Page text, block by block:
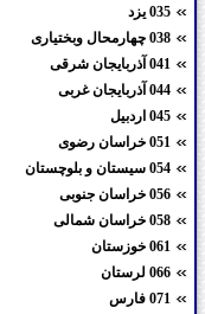
035 یزد
038 چهارمحال وبختیاری
041 آذربایجان شرقی
044 آذربایجان غربی
045 اردبیل
051 خراسان رضوی
054 سیستان و بلوچستان
056 خراسان جنوبی
058 خراسان شمالی
061 خوزستان
066 لرستان
071 فارس